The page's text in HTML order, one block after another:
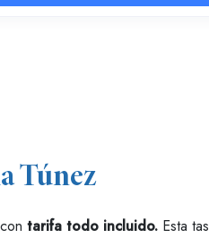
Túnez
tarifa todo incluido. Esta